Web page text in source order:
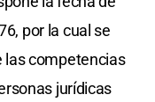
por la cual se
las competencias
jurídicas